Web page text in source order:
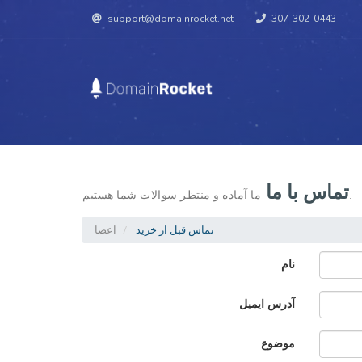
support@domainrocket.net 307-302-0443
تماس با ماما آماده و منتظر سوالات شما هستیم.
اعضا تماس قبل از خرید
نام
آدرس ایمیل
موضوع